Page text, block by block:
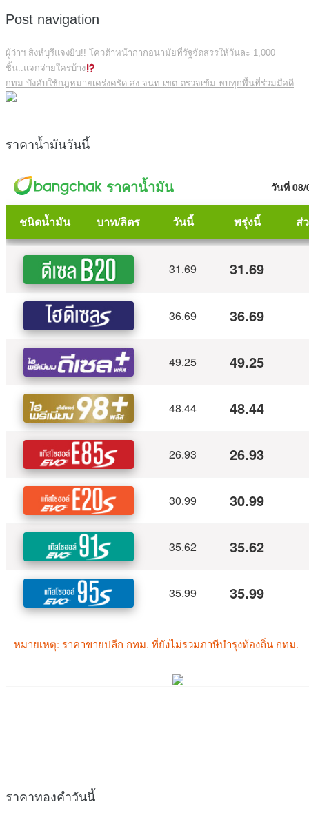
Post navigation
ผู้ว่าฯ สิงห์บุรีแจงยิบ!! โควต้าหน้ากากอนามัยที่รัฐจัดสรรให้วันละ 1,000
ชิ้น..แจกจ่ายใครบ้าง
กทม.บังคับใช้กฎหมายเคร่งครัด ส่ง จนท.เขต ตรวจเข้ม พบทุกพื้นที่ร่วมมือดี
ราคาน้ำมันวันนี้
ราคาทองคำวันนี้